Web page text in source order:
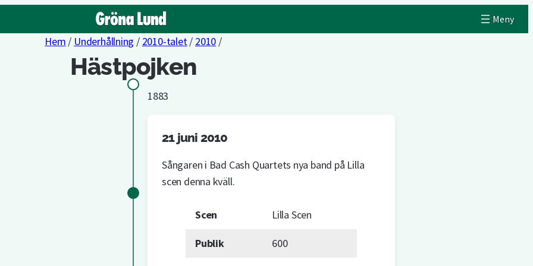
Hem / Underhållning / 2010-talet/ 2010 /
Hästpojken
1883
21 juni 2010
Sångaren i Bad Cash Quartets nya band på Lilla
scen denna kväll.
Scen Lilla Scen
Publik 600